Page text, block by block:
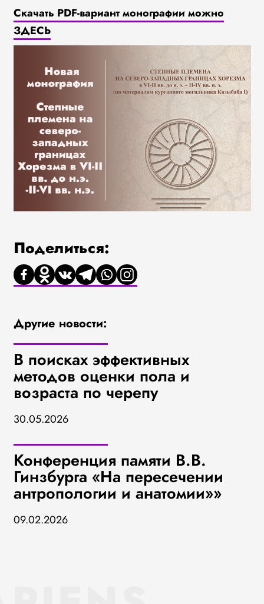
Скачать PDF-вариант монографии можно
ЗДЕСЬ
Поделиться:
Другие новости:
В поисках эффективных
методов оценки пола и
возраста по черепу
30.05.2026
Конференция памяти В.В.
Гинзбурга «На пересечении
антропологии и анатомии»»
09.02.2026